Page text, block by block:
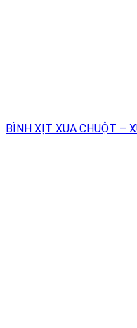
BÌNH XỊT XUA CHUỘT –